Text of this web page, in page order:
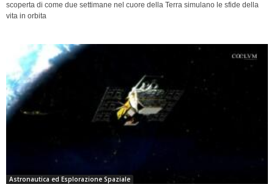
scoperta di come due settimane nel cuore della Terra simulano le sfide della
vita in orbita
Astronautica ed Esplorazione Spaziale